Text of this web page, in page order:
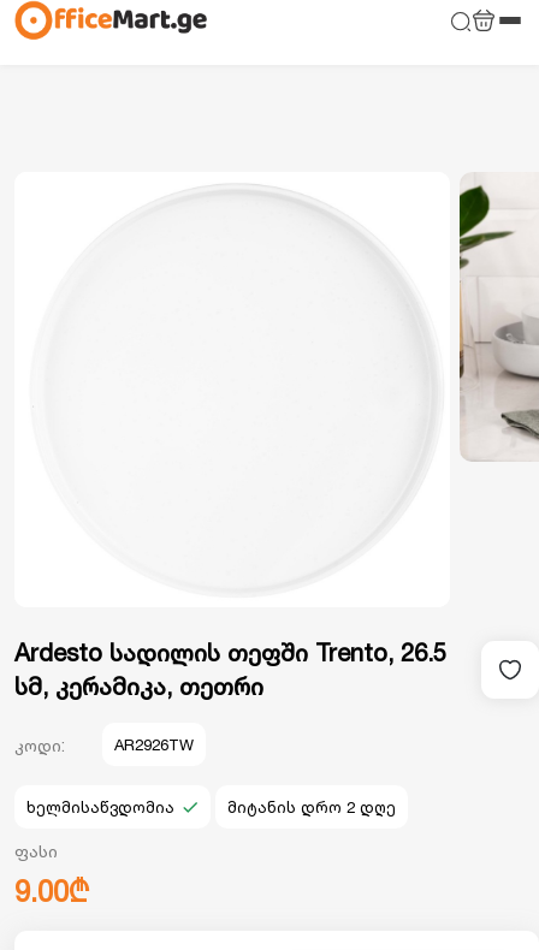
Ardesto სადილის თეფში Trento, 26.5
სმ, კერამიკა, თეთრი
კოდი: AR2926TW
ხელმისაწვდომია მიტანის დრო 2 დღე
ფასი
9.00₾